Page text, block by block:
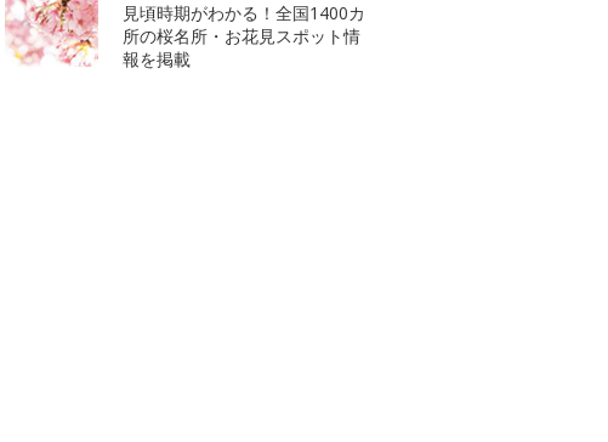
見頃時期がわかる！全国1400カ
所の桜名所・お花見スポット情
報を掲載